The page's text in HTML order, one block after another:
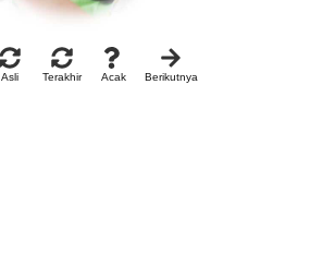
Asli Terakhir Acak Berikutnya